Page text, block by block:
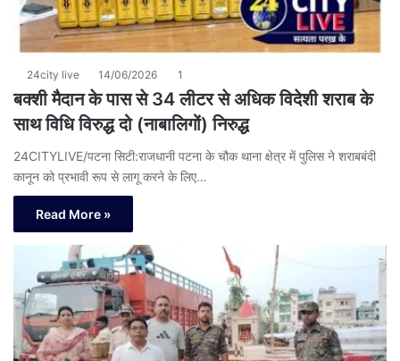
24city live 14/06/2026 1
बक्शी मैदान के पास से 34 लीटर से अधिक विदेशी शराब के
साथ विधि विरुद्ध दो (नाबालिगों) निरुद्ध
24CITYLIVE/पटना सिटी:राजधानी पटना के चौक थाना क्षेत्र में पुलिस ने शराबबंदी
कानून को प्रभावी रूप से लागू करने के लिए…
Read More »